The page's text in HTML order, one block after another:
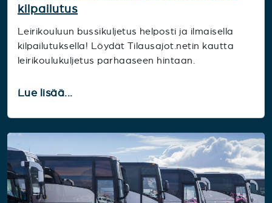
kilpailutus
Leirikouluun bussikuljetus helposti ja ilmaisella
kilpailutuksella! Löydät Tilausajot.netin kautta
leirikoulukuljetus parhaaseen hintaan.
Lue lisää...